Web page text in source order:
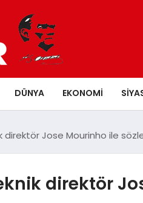
DÜNYA EKONOMI
direktör Jose Mourinho ile
direktör